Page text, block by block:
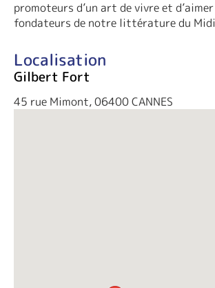
promoteurs d’un art de vivre et
fondateurs de notre littérature du
Localisation
Gilbert Fort
45 rue Mimont, 06400 CANNES